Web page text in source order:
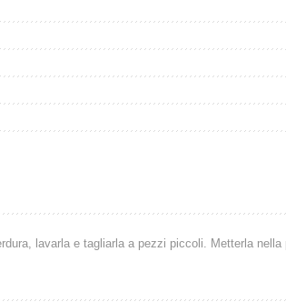
lavarla e tagliarla a pezzi piccoli. Metterla